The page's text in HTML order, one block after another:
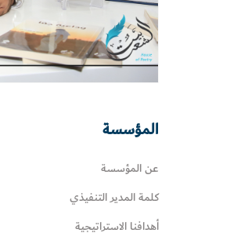
المؤسسة
عن المؤسسة
كلمة المدير التنفيذي
أهدافنا الاستراتيجية